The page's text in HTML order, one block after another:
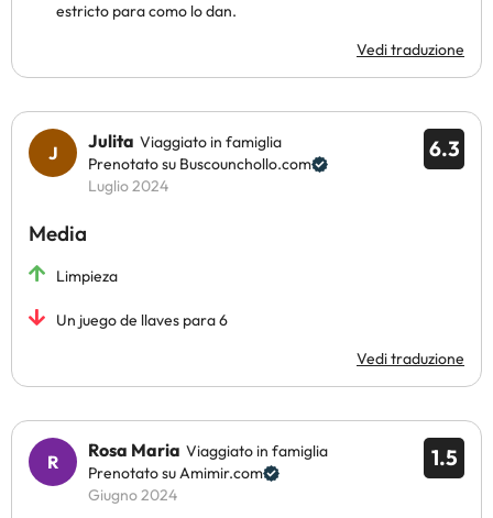
estricto para como lo dan.
Vedi traduzione
6.3
Julita Viaggiato in famiglia
Prenotato su Buscounchollo.com
Luglio 2024
Media
Limpieza
Un juego de llaves para 6
Vedi traduzione
1.5
Rosa Maria Viaggiato in famiglia
Prenotato su Amimir.com
Giugno 2024